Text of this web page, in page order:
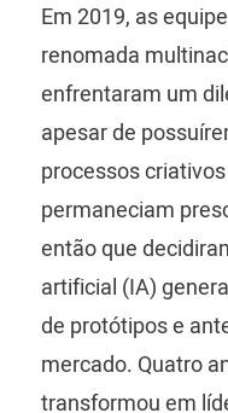
Em 2019, as
renomada
enfrentaram um
apesar de
processos
permaneciam
então que
artificial (IA)
de protótipos e
mercado. Quatro
transformou em